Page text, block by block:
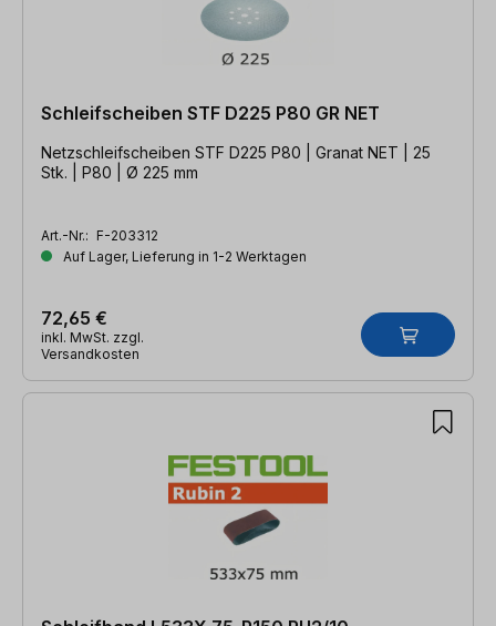
Schleifscheiben STF D225 P80 GR NET
Netzschleifscheiben STF D225 P80 | Granat NET | 25
Stk. | P80 | Ø 225 mm
Art.-Nr.: F-203312
Auf Lager, Lieferung in 1-2 Werktagen
72,65 €
inkl. MwSt. zzgl.
Versandkosten